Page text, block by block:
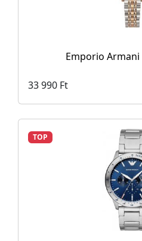
Emporio Armani
33 990 Ft
TOP